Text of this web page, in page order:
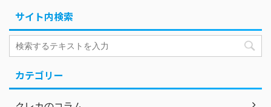
サイト内検索
カテゴリー